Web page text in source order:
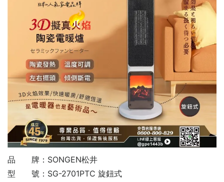
品 牌：SONGEN松井
型 號：SG-2701PTC 旋鈕式